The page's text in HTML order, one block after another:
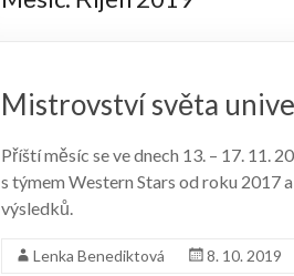
Mistrovství světa
Příští měsíc se ve dnech 13. – 17. 11.
s týmem Western Stars od roku 2017
výsledků.
Lenka Benediktová 8. 10. 2019